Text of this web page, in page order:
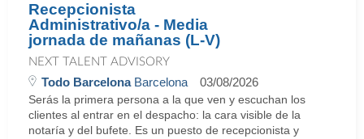
Recepcionista
Administrativo/a - Media
jornada de mañanas (L-V)
NEXT TALENT ADVISORY
Todo BarcelonaBarcelona 03/08/2026
Serás la primera persona a la que ven y escuchan los
clientes al entrar en el despacho: la cara visible de la
notaría y del bufete. Es un puesto de recepcionista y